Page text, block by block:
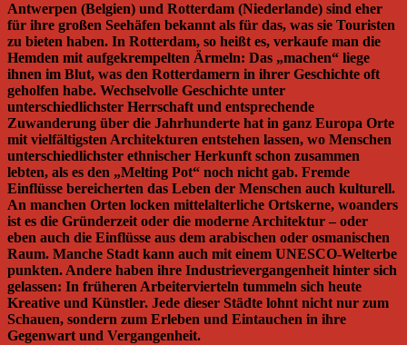
Antwerpen (Belgien) und Rotterdam (Niederlande) sind eher
für ihre großen Seehäfen bekannt als für das, was sie Touristen
zu bieten haben. In Rotterdam, so heißt es, verkaufe man die
Hemden mit aufgekrempelten Ärmeln: Das „machen“ liege
ihnen im Blut, was den Rotterdamern in ihrer Geschichte oft
geholfen habe. Wechselvolle Geschichte unter
unterschiedlichster Herrschaft und entsprechende
Zuwanderung über die Jahrhunderte hat in ganz Europa Orte
mit vielfältigsten Architekturen entstehen lassen, wo Menschen
unterschiedlichster ethnischer Herkunft schon zusammen
lebten, als es den „Melting Pot“ noch nicht gab. Fremde
Einflüsse bereicherten das Leben der Menschen auch kulturell.
An manchen Orten locken mittelalterliche Ortskerne, woanders
ist es die Gründerzeit oder die moderne Architektur – oder
eben auch die Einflüsse aus dem arabischen oder osmanischen
Raum. Manche Stadt kann auch mit einem UNESCO-Welterbe
punkten. Andere haben ihre Industrievergangenheit hinter sich
gelassen: In früheren Arbeitervierteln tummeln sich heute
Kreative und Künstler. Jede dieser Städte lohnt nicht nur zum
Schauen, sondern zum Erleben und Eintauchen in ihre
Gegenwart und Vergangenheit.